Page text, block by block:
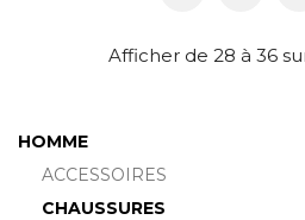
HOMME
ACCESSOIRES
CHAUSSURES
Afficher de 28 à 36